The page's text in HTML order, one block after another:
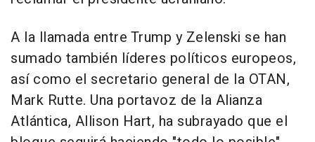
A la llamada entre Trump y Zelenski se han
sumado también líderes políticos europeos,
así como el secretario general de la OTAN,
Mark Rutte. Una portavoz de la Alianza
Atlántica, Allison Hart, ha subrayado que el